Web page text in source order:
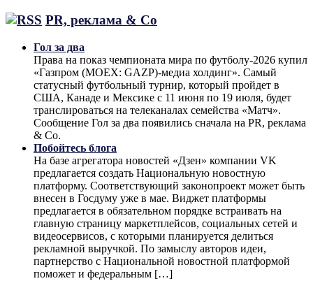
PR, реклама & Co
Гол за два
Права на показ чемпионата мира по футболу-2026 купил
«Газпром (MOEX: GAZP)-медиа холдинг». Самый
статусный футбольный турнир, который пройдет в
США, Канаде и Мексике с 11 июня по 19 июля, будет
транслироваться на телеканалах семейства «Матч».
Сообщение Гол за два появились сначала на PR, реклама
& Co.
Побойтесь блога
На базе агрегатора новостей «Дзен» компании VK
предлагается создать Национальную новостную
платформу. Соответствующий законопроект может быть
внесен в Госдуму уже в мае. Виджет платформы
предлагается в обязательном порядке встраивать на
главную страницу маркетплейсов, социальных сетей и
видеосервисов, с которыми планируется делиться
рекламной выручкой. По замыслу авторов идеи,
партнерство с Национальной новостной платформой
поможет и федеральным […]